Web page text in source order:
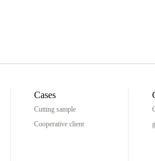
Cases
Cutting sample
Cooperative client